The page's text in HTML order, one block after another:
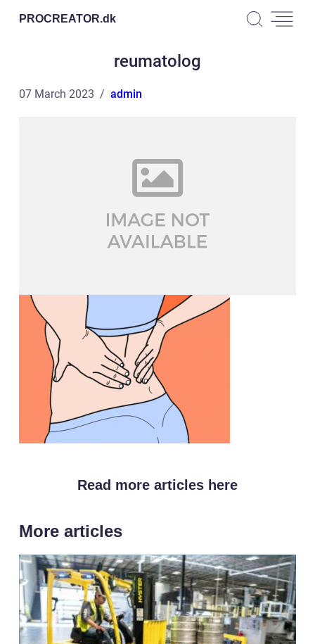
PROCREATOR.dk
reumatolog
07 March 2023 admin
Read more articles here
More articles